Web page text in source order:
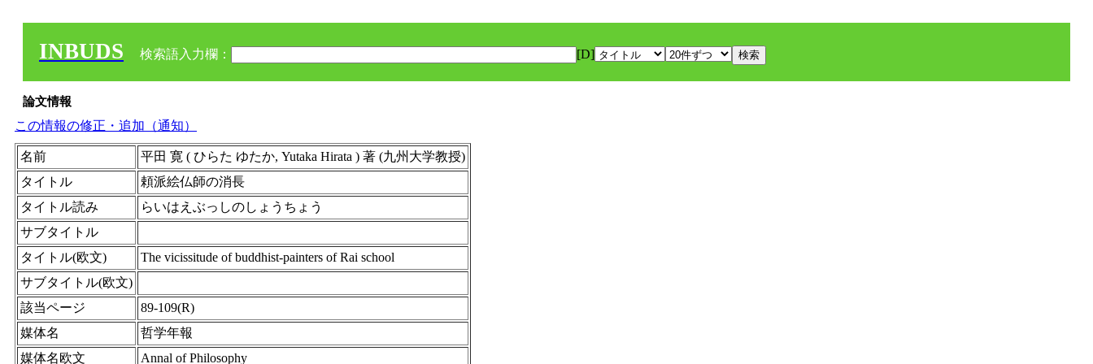
INBUDS 検索語入力欄： [D]
論文情報
この情報の修正・追加（通知）
名前
平田 寛 ( ひらた ゆたか, Yutaka Hirata ) 著 (九州大学教授)
タイトル
頼派絵仏師の消長
タイトル読み
らいはえぶっしのしょうちょう
サブタイトル
タイトル(欧文)
The vicissitude of buddhist-painters of Rai school
サブタイトル(欧文)
該当ページ
89-109(R)
媒体名
哲学年報
媒体名欧文
Annal of Philosophy